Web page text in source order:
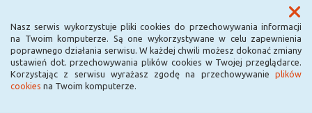
Nasz serwis wykorzystuje pliki cookies do przechowywania informacji
na Twoim komputerze. Są one wykorzystywane w celu zapewnienia
poprawnego działania serwisu. W każdej chwili możesz dokonać zmiany
ustawień dot. przechowywania plików cookies w Twojej przeglądarce.
Korzystając z serwisu wyrażasz zgodę na przechowywanie plików
cookies na Twoim komputerze.
Menu
Urząd Miejski w
Krośniewicach